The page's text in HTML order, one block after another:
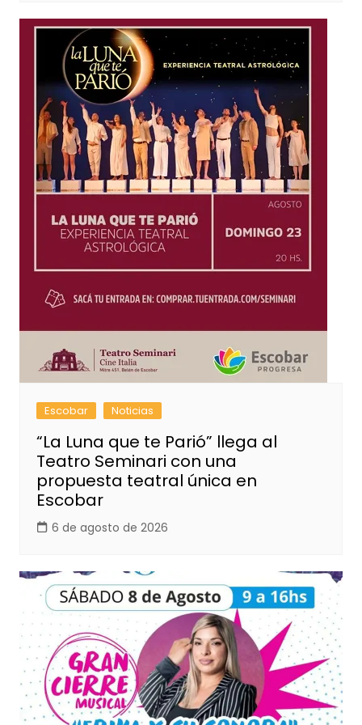
Escobar Noticias
“La Luna que te Parió” llega al
Teatro Seminari con una
propuesta teatral única en
Escobar
6 de agosto de 2026